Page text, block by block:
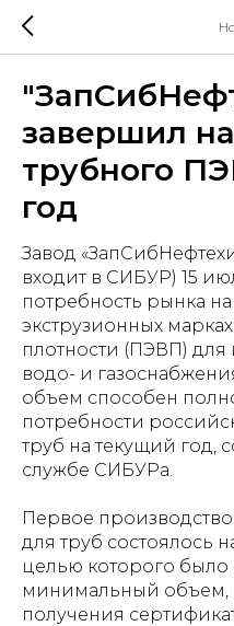
завершил
трубного
год
Завод
входит в СИБУР) 15
потребность рынка
экструзионных
плотности (ПЭВП) для
водо- и
объем способен
потребности
труб на текущий год,
службе СИБУРа.
Первое
для труб состоялось
целью которого было
минимальный объем,
получения